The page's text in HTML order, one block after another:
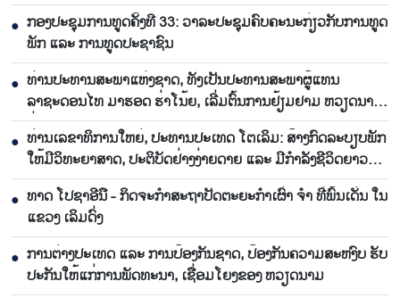
● ກອງປະຊຸມການທູດຄັ້ງທີ 33: ວາລະປະຊຸມຄົບຄະນະກ່ຽວກັບການທູດ
ພັກ ແລະ ການທູດປະຊາຊົນ
● ທ່ານປະທານສະພາແຫ່ງຊາດ, ທັງເປັນປະທານສະພາຜູ້ແທນ
ລາຊະດອນໄທ ມາຮອດ ຮ່າໂນ້ຍ, ເລີ່ມຕົ້ນການຢ້ຽມຢາມ ຫວຽດນາມ
ຢ່າງເປັນທາງການ
● ທ່ານເລຂາທິການໃຫຍ່, ປະທານປະເທດ ໂຕເລິມ: ສ້າງກົດລະບຽບພັກ
ໃຫ້ມີວິທະຍາສາດ, ປະຕິບັດຢ່າງງ່າຍດາຍ ແລະ ມີກຳລັງຊີວິດຍາວ
ນານ
● ທາດ ໂປຊາອີນື - ກິດຈະກຳສະຖາປັດຕະຍະກຳເຜົ່າ ຈຳ ທີ່ພົ້ນເດັ່ນ ໃນ
ແຂວງ ເລິມດົ່ງ
● ການ​ຕ່າງ​ປະ​ເທດ ແລະ ການ​ປ້ອງ​ກັນ​ຊາດ, ​ປ້ອງ​ກັນ​ຄວາມ​ສະ​ຫງົບ ຮັ​ບ​
ປະ​ກັນ​ໃຫ້​ແກ່​ການ​ພັດ​ທະ​ນາ, ເຊື່ອມ​ໂຍງຂອງ ຫວຽດ​ນາມ